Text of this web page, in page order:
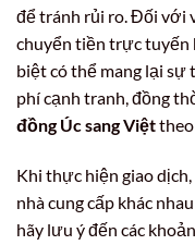
để tránh rủi ro. Đối với
chuyển tiền trực tuyến
biệt có thể mang lại sự
phí cạnh tranh, đồng
đồng Úc sang Việt
Khi thực hiện giao
nhà cung cấp khác
hãy lưu ý đến các